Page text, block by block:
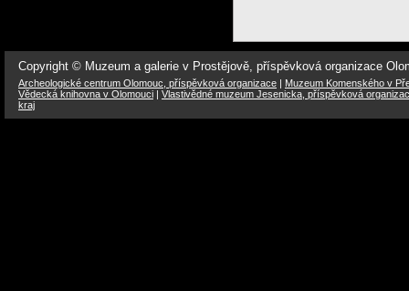
Copyright © Muzeum a galerie v Prostějově, příspěvková organizace
Archeologické centrum Olomouc, příspěvková organizace
Muzeum Komenského v
Vědecká knihovna v Olomouci
Vlastivědné muzeum Jesenicka, příspěvková
kraj